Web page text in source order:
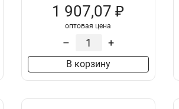
1 907,07 ₽
оптовая цена
– +
В корзину